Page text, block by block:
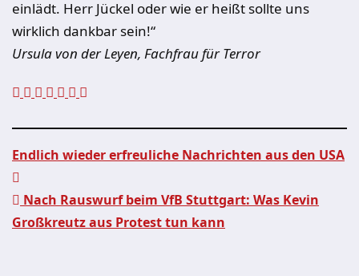
einlädt. Herr Jückel oder wie er heißt sollte uns
wirklich dankbar sein!“
Ursula von der Leyen, Fachfrau für Terror
Beitragsnavigation
Endlich wieder erfreuliche Nachrichten aus den USA
Nach Rauswurf beim VfB Stuttgart: Was Kevin
Großkreutz aus Protest tun kann